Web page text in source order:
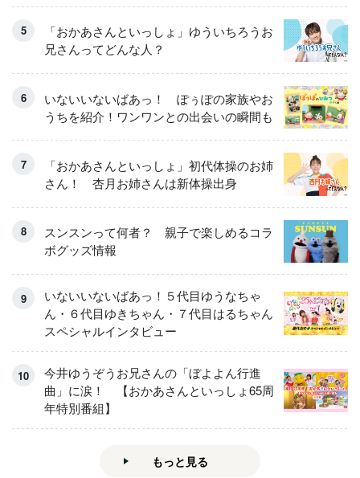
「おかあさんといっしょ」ゆういちろうお
兄さんってどんな人？
いないいないばあっ！ ぽぅぽの家族やお
うちを紹介！ワンワンとの出会いの瞬間も
「おかあさんといっしょ」初代体操のお姉
さん！ 杏月お姉さんは新体操出身
スンスンって何者？ 親子で楽しめるコラ
ボグッズ情報
いないいないばあっ！５代目ゆうなちゃ
ん・６代目ゆきちゃん・７代目はるちゃん
スペシャルインタビュー
今井ゆうぞうお兄さんの「ぼよよん行進
曲」に涙！ 【おかあさんといっしょ65周
年特別番組】
もっと見る